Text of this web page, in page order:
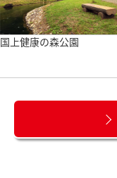
国上健康の森公園